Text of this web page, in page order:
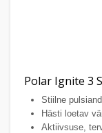
Polar Ignite 3
Stiilne
Hästi loetav
Aktiivsuse,